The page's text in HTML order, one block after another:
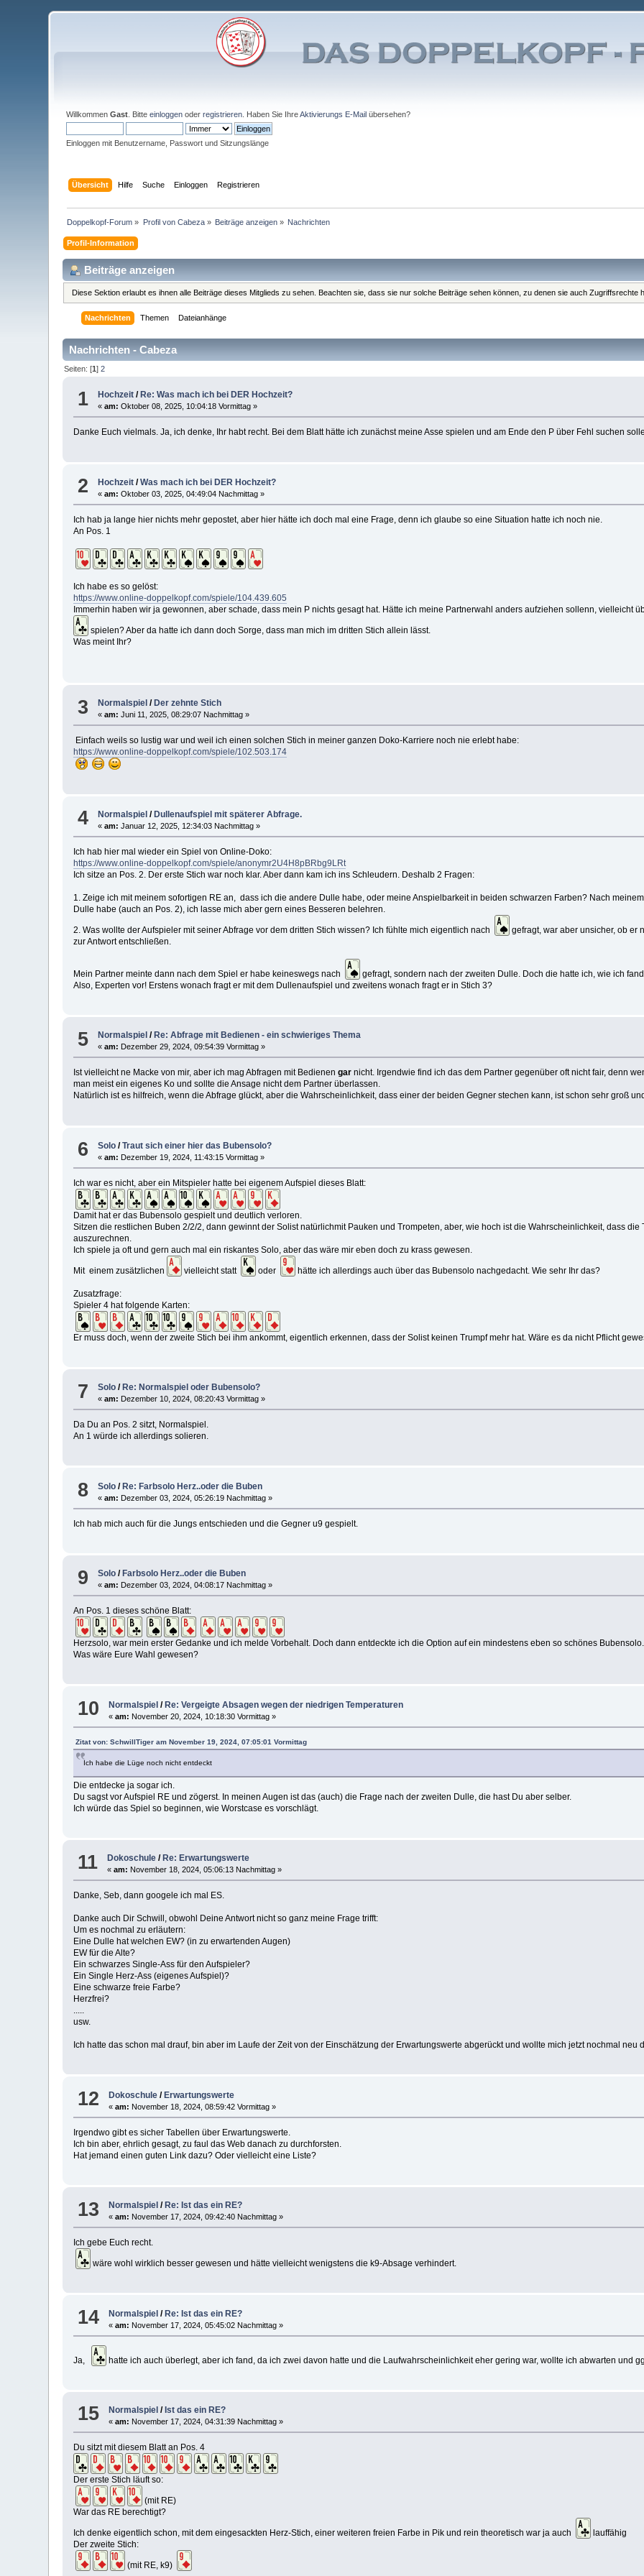
WillkommenGast . Bitteeinloggen oderregistrieren . Haben Sie IhreAktivierungs E-Mail übersehen?
Einloggen mit Benutzername, Passwort und Sitzungslänge
Übersicht Hilfe Suche Einloggen Registrieren
Doppelkopf-Forum » Profil von Cabeza» Beiträge anzeigen » Nachrichten
Profil-Information
Beiträge anzeigen
Diese Sektion erlaubt es ihnen alle Beiträge dieses Mitglieds zu sehen. Beachten sie, dass sie nur solche Beiträge sehen können, zu denen sie auch Zugriffsrechte
Nachrichten Themen Dateianhänge
Nachrichten - Cabeza
Seiten: [1]2
1 Hochzeit / Re: Was mach ich bei DER Hochzeit?
«am: Oktober 08, 2025, 10:04:18 Vormittag »
Danke Euch vielmals. Ja, ich denke, Ihr habt recht. Bei dem Blatt hätte ich zunächst meine Asse spielen und am Ende den P über Fehl suchen
2 Hochzeit /Was mach ich bei DER Hochzeit?
«am: Oktober 03, 2025, 04:49:04 Nachmittag »
Ich hab ja lange hier nichts mehr gepostet, aber hier hätte ich doch mal eine Frage, denn ich glaube so eine Situation hatte ich noch nie.
An Pos. 1
Ich habe es so gelöst:
https://www.online-doppelkopf.com/spiele/104.439.605
Immerhin haben wir ja gewonnen, aber schade, dass mein P nichts gesagt hat. Hätte ich meine Partnerwahl anders aufziehen sollenn, vielleicht
spielen? Aber da hatte ich dann doch Sorge, dass man mich im dritten Stich allein lässt.
Was meint Ihr?
3 Normalspiel / Der zehnte Stich
«am: Juni 11, 2025, 08:29:07 Nachmittag »
Einfach weils so lustig war und weil ich einen solchen Stich in meiner ganzen Doko-Karriere noch nie erlebt habe:
https://www.online-doppelkopf.com/spiele/102.503.174
4 Normalspiel /Dullenaufspiel mit späterer Abfrage.
«am: Januar 12, 2025, 12:34:03 Nachmittag »
Ich hab hier mal wieder ein Spiel von Online-Doko:
https://www.online-doppelkopf.com/spiele/anonymr2U4H8pBRbg9LRt
Ich sitze an Pos. 2. Der erste Stich war noch klar. Aber dann kam ich ins Schleudern. Deshalb 2 Fragen:
1. Zeige ich mit meinem sofortigen RE an, dass ich die andere Dulle habe, oder meine Anspielbarkeit in beiden schwarzen Farben? Nach
Dulle habe (auch an Pos. 2), ich lasse mich aber gern eines Besseren belehren.
2. Was wollte der Aufspieler mit seiner Abfrage vor dem dritten Stich wissen? Ich fühlte mich eigentlich nach
gefragt, war aber unsicher, ob er
zur Antwort entschließen.
Mein Partner meinte dann nach dem Spiel er habe keineswegs nach
gefragt, sondern nach der zweiten Dulle. Doch die hatte ich, wie ich
Also, Experten vor! Erstens wonach fragt er mit dem Dullenaufspiel und zweitens wonach fragt er in Stich 3?
5 Normalspiel / Re: Abfrage mit Bedienen - ein schwieriges Thema
«am: Dezember 29, 2024, 09:54:39 Vormittag »
Ist vielleicht ne Macke von mir, aber ich mag Abfragen mit Bedienen garnicht. Irgendwie find ich das dem Partner gegenüber oft nicht fair, denn
man meist ein eigenes Ko und sollte die Ansage nicht dem Partner überlassen.
Natürlich ist es hilfreich, wenn die Abfrage glückt, aber die Wahrscheinlichkeit, dass einer der beiden Gegner stechen kann, ist schon sehr groß
6 Solo /Traut sich einer hier das Bubensolo?
«am: Dezember 19, 2024, 11:43:15 Vormittag »
Ich war es nicht, aber ein Mitspieler hatte bei eigenem Aufspiel dieses Blatt:
Damit hat er das Bubensolo gespielt und deutlich verloren.
Sitzen die restlichen Buben 2/2/2, dann gewinnt der Solist natürlichmit Pauken und Trompeten, aber, wie hoch ist die Wahrscheinlichkeit, dass
auszurechnen.
Ich spiele ja oft und gern auch mal ein riskantes Solo, aber das wäre mir eben doch zu krass gewesen.
Mit einem zusätzlichen vielleicht statt oder hätte ich allerdings auch über das Bubensolo nachgedacht. Wie sehr Ihr das?
Zusatzfrage:
Spieler 4 hat folgende Karten:
Er muss doch, wenn der zweite Stich bei ihm ankommt, eigentlich erkennen, dass der Solist keinen Trumpf mehr hat. Wäre es da nicht Pflicht
7 Solo / Re: Normalspiel oder Bubensolo?
«am: Dezember 10, 2024, 08:20:43 Vormittag »
Da Du an Pos. 2 sitzt, Normalspiel.
An 1 würde ich allerdings solieren.
8 Solo /Re: Farbsolo Herz..oder die Buben
«am: Dezember 03, 2024, 05:26:19 Nachmittag »
Ich hab mich auch für die Jungs entschieden und die Gegner u9 gespielt.
9 Solo / Farbsolo Herz..oder die Buben
«am: Dezember 03, 2024, 04:08:17 Nachmittag »
An Pos. 1 dieses schöne Blatt:
Herzsolo, war mein erster Gedanke und ich melde Vorbehalt. Doch dann entdeckte ich die Option auf ein mindestens eben so schönes Bubensolo.
Was wäre Eure Wahl gewesen?
10 Normalspiel /Re: Vergeigte Absagen wegen der niedrigen Temperaturen
«am: November 20, 2024, 10:18:30 Vormittag »
Zitat von: SchwillTiger am November 19, 2024, 07:05:01 Vormittag
Ich habe die Lüge noch nicht entdeckt
Die entdecke ja sogar ich.
Du sagst vor Aufspiel RE und zögerst. In meinen Augen ist das (auch) die Frage nach der zweiten Dulle, die hast Du aber selber.
Ich würde das Spiel so beginnen, wie Worstcase es vorschlägt.
11 Dokoschule / Re: Erwartungswerte
«am: November 18, 2024, 05:06:13 Nachmittag »
Danke, Seb, dann googele ich mal ES.
Danke auch Dir Schwill, obwohl Deine Antwort nicht so ganz meine Frage trifft:
Um es nochmal zu erläutern:
Eine Dulle hat welchen EW? (in zu erwartenden Augen)
EW für die Alte?
Ein schwarzes Single-Ass für den Aufspieler?
Ein Single Herz-Ass (eigenes Aufspiel)?
Eine schwarze freie Farbe?
Herzfrei?
.....
usw.
Ich hatte das schon mal drauf, bin aber im Laufe der Zeit von der Einschätzung der Erwartungswerte abgerückt und wollte mich jetzt nochmal neu
12 Dokoschule /Erwartungswerte
«am: November 18, 2024, 08:59:42 Vormittag »
Irgendwo gibt es sicher Tabellen über Erwartungswerte.
Ich bin aber, ehrlich gesagt, zu faul das Web danach zu durchforsten.
Hat jemand einen guten Link dazu? Oder vielleicht eine Liste?
13 Normalspiel / Re: Ist das ein RE?
«am: November 17, 2024, 09:42:40 Nachmittag »
Ich gebe Euch recht.
wäre wohl wirklich besser gewesen und hätte vielleicht wenigstens die k9-Absage verhindert.
14 Normalspiel /Re: Ist das ein RE?
«am: November 17, 2024, 05:45:02 Nachmittag »
Ja, hatte ich auch überlegt, aber ich fand, da ich zwei davon hatte und die Laufwahrscheinlichkeit eher gering war, wollte ich abwarten und
15 Normalspiel / Ist das ein RE?
«am: November 17, 2024, 04:31:39 Nachmittag »
Du sitzt mit diesem Blatt an Pos. 4
Der erste Stich läuft so:
(mit RE)
War das RE berechtigt?
Ich denke eigentlich schon, mit dem eingesackten Herz-Stich, einer weiteren freien Farbe in Pik und rein theoretisch war ja auch
lauffähig
Der zweite Stich:
(mit RE, k9)